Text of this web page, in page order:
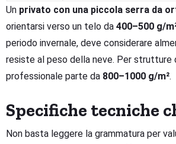
Un privato con una piccola serra da
orientarsi verso un telo da 400–500 g/
periodo invernale, deve considerare
resiste al peso della neve. Per strutture
professionale parte da 800–1000 g/m².
Specifiche tecniche
Non basta leggere la grammatura per